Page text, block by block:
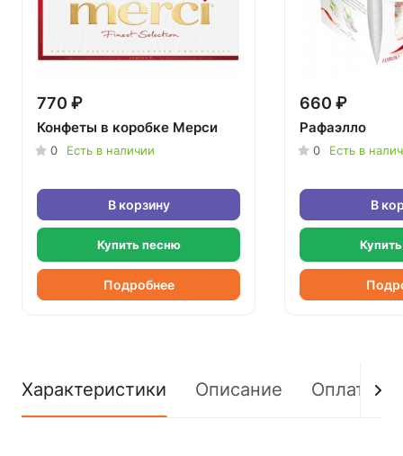
770 ₽
Конфеты в коробке Мерси
0 Есть в наличии
В корзину
Купить песню
Подробнее
660 ₽
Рафаэлло
0 Есть в
В
Характеристики Описание Оплата